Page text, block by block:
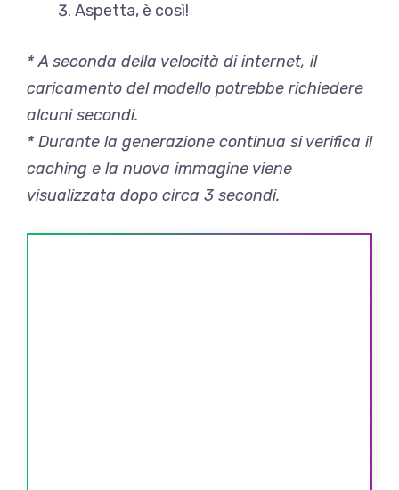
Aspetta, è così!
* A seconda della velocità di internet, il
caricamento del modello potrebbe richiedere
alcuni secondi.
* Durante la generazione continua si verifica il
caching e la nuova immagine viene
visualizzata dopo circa 3 secondi.